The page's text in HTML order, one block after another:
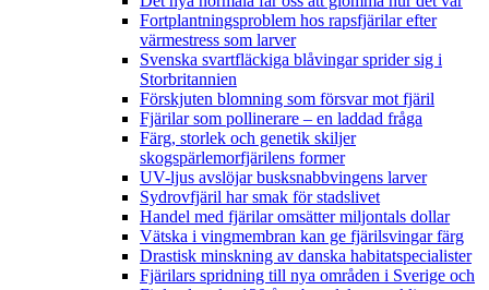
Fortplantningsproblem hos rapsfjärilar efter
värmestress som larver
Svenska svartfläckiga blåvingar sprider sig i
Storbritannien
Förskjuten blomning som försvar mot fjäril
Fjärilar som pollinerare – en laddad fråga
Färg, storlek och genetik skiljer
skogspärlemorfjärilens former
UV-ljus avslöjar busksnabbvingens larver
Sydrovfjäril har smak för stadslivet
Handel med fjärilar omsätter miljontals dollar
Vätska i vingmembran kan ge fjärilsvingar färg
Drastisk minskning av danska habitatspecialister
Fjärilars spridning till nya områden i Sverige och